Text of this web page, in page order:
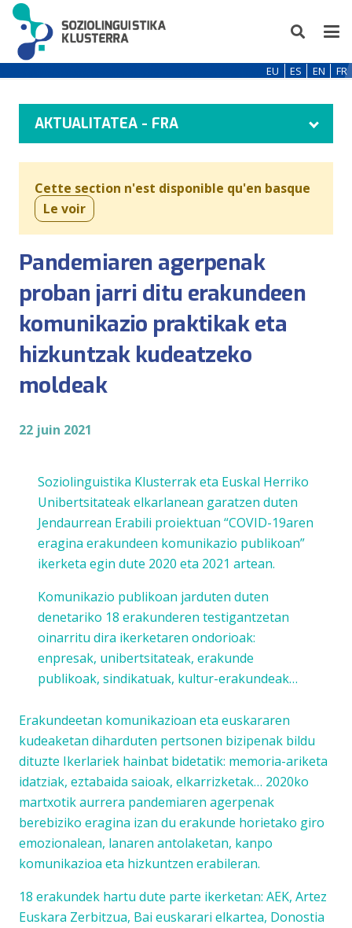
EU ES EN FR
AKTUALITATEA - FRA
Cette section n'est disponible qu'en basque
Le voir
Pandemiaren agerpenak
proban jarri ditu erakundeen
komunikazio praktikak eta
hizkuntzak kudeatzeko
moldeak
22 juin 2021
Soziolinguistika Klusterrak eta Euskal Herriko
Unibertsitateak elkarlanean garatzen duten
Jendaurrean Erabili proiektuan “COVID-19aren
eragina erakundeen komunikazio publikoan”
ikerketa egin dute 2020 eta 2021 artean.
Komunikazio publikoan jarduten duten
denetariko 18 erakunderen testigantzetan
oinarritu dira ikerketaren ondorioak:
enpresak, unibertsitateak, erakunde
publikoak, sindikatuak, kultur-erakundeak…
Erakundeetan komunikazioan eta euskararen
kudeaketan diharduten pertsonen bizipenak bildu
dituzte Ikerlariek hainbat bidetatik: memoria-ariketa
idatziak, eztabaida saioak, elkarrizketak… 2020ko
martxotik aurrera pandemiaren agerpenak
berebiziko eragina izan du erakunde horietako giro
emozionalean, lanaren antolaketan, kanpo
komunikazioa eta hizkuntzen erabileran.
18 erakundek hartu dute parte ikerketan: AEK, Artez
Euskara Zerbitzua, Bai euskarari elkartea, Donostia